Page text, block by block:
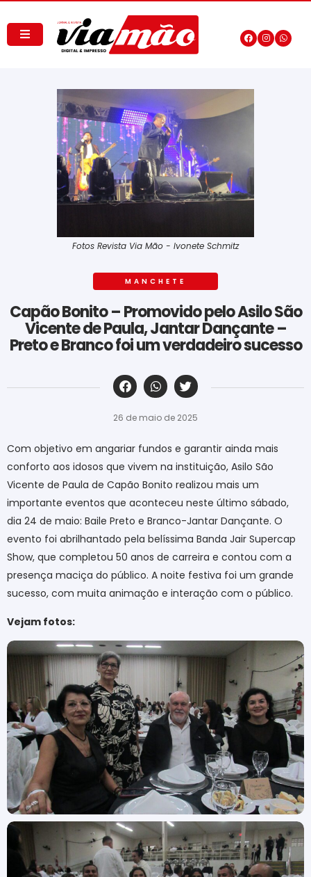
Fotos Revista Via Mão - Ivonete Schmitz
MANCHETE
Capão Bonito – Promovido pelo Asilo São
Vicente de Paula, Jantar Dançante –
Preto e Branco foi um verdadeiro sucesso
‎ ‎ ‎ ‎ ‎ ‎ ‎ ‎ ‎ ‎ ‎ ‎ ‎ ‎ ‎ ‎ ‎ ‎ ‎ ‎ ‎ ‎ ‎ ‎ ‎ ‎ ‎ ‎ ‎ ‎ ‎
26 de maio de 2025
Com objetivo em angariar fundos e garantir ainda mais
conforto aos idosos que vivem na instituição, Asilo São
Vicente de Paula de Capão Bonito realizou mais um
importante eventos que aconteceu neste último sábado,
dia 24 de maio: Baile Preto e Branco-Jantar Dançante. O
evento foi abrilhantado pela belíssima Banda Jair Supercap
Show, que completou 50 anos de carreira e contou com a
presença maciça do público. A noite festiva foi um grande
sucesso, com muita animação e interação com o público.
Vejam fotos: